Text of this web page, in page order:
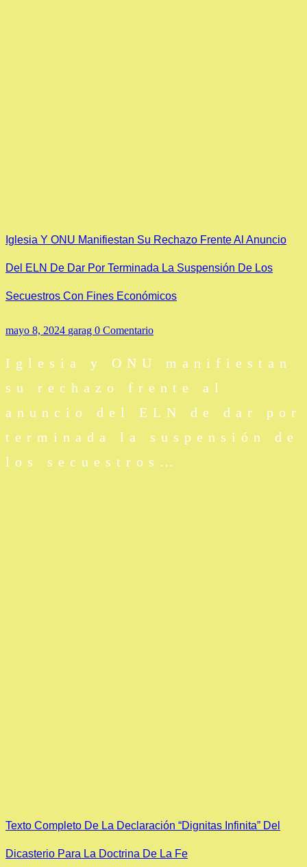
Iglesia Y ONU Manifiestan Su Rechazo Frente Al Anuncio
Del ELN De Dar Por Terminada La Suspensión De Los
Secuestros Con Fines Económicos
mayo 8, 2024 garag 0 Comentario
Iglesia y ONU manifiestan
su rechazo frente al
anuncio del ELN de dar por
terminada la suspensión de
los secuestros…
Texto Completo De La Declaración “Dignitas Infinita” Del
Dicasterio Para La Doctrina De La Fe